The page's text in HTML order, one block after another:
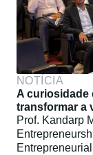
NOTÍCIA
A curiosidade
transformar a
Prof. Kandarp